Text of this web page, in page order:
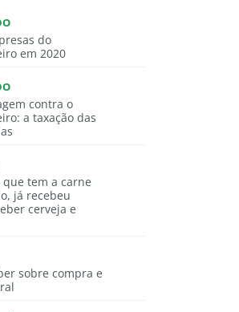
do
em 2020
contra o
a taxação das
tem a carne
já recebeu
cerveja e
sobre compra e